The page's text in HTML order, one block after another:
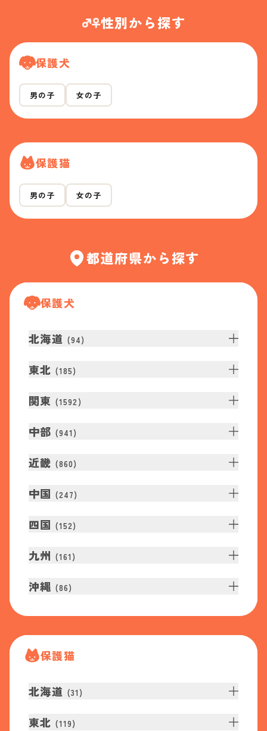
性別から探す
保護犬
男の子 女の子
保護猫
男の子 女の子
都道府県から探す
保護犬
北海道 (94)
東北 (185)
関東 (1592 )
中部 (941 )
近畿 (860)
中国 (247)
四国 (152)
九州 (161 )
沖縄 (86)
保護猫
北海道 (31 )
東北 (119)